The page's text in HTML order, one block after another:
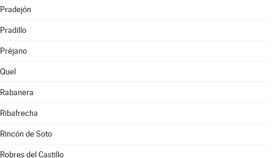
Pradejón
Pradillo
Préjano
Quel
Rabanera
Ribafrecha
Rincón de Soto
Robres del Castillo